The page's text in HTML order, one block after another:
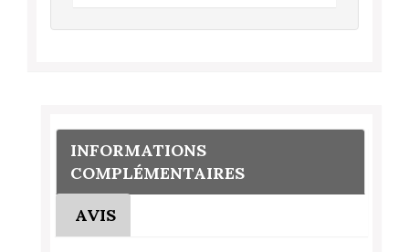
INFORMATIONS
COMPLÉMENTAIRES
AVIS